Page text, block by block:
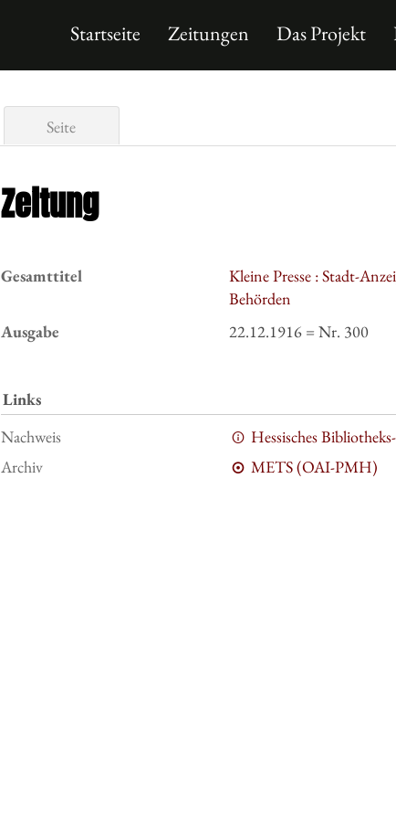
Startseite Zeitungen Das Projekt
Seite
Zeitung
Gesamttitel
Kleine Presse : Stadt-
Behörden
Ausgabe
22.12.1916 = Nr. 300
Links
Nachweis
Hessisches
Archiv
METS (OAI-PMH)